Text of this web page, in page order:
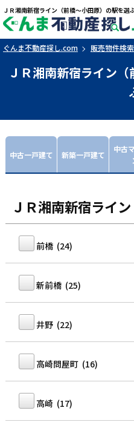
ぐんま不動産探し.com 販売物件検索
ＪＲ湘南新宿ライン
中古一戸建て 新築一戸建て
中古
ＪＲ湘南新宿ライン
前橋 (24)
新前橋 (25)
井野 (22)
高崎問屋町 (16)
高崎 (17)